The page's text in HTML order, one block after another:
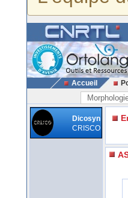
Accueil
Dicosyn
CRISCO